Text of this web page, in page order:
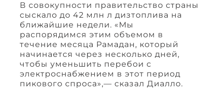
В совокупности правительство страны
сыскало до 42 млн л дизтоплива на
ближайшие недели. «Мы
распорядимся этим объемом в
течение месяца Рамадан, который
начинается через несколько дней,
чтобы уменьшить перебои с
электроснабжением в этот период
пикового спроса»,— сказал Диалло.